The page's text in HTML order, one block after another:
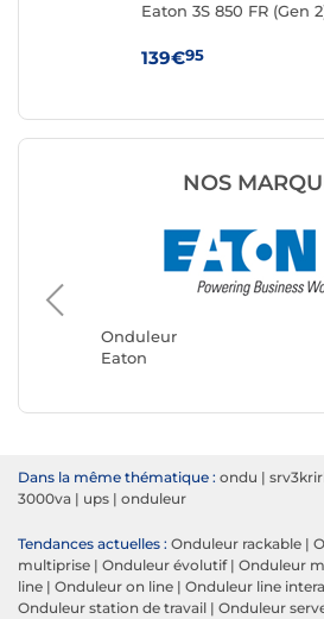
Eaton 3S 850 FR (Gen
139€95
NOS
Onduleur
Eaton
Dans la même thématique : ondu |
3000va | ups | onduleur
Tendances actuelles : Onduleur rackable |
multiprise | Onduleur évolutif| Onduleur
line | Onduleur on line | Onduleur line
Onduleur station de travail | Onduleur